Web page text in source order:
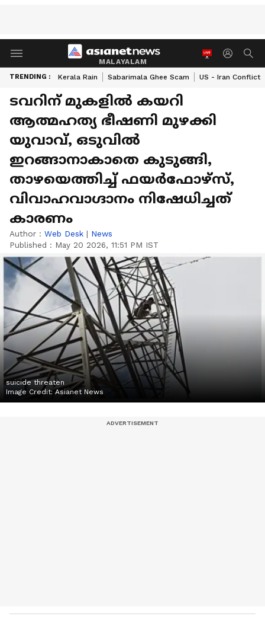
MALAYALAM
TRENDING : Kerala Rain Sabarimala Ghee Scam US - Iran Conflict
ടവറിന് മുകളിൽ കയറി
ആത്മഹത്യ ഭീഷണി മുഴക്കി
യുവാവ്, ഒടുവിൽ
ഇറങ്ങാനാകാതെ കുടുങ്ങി,
താഴയെത്തിച്ച് ഫയർഫോഴ്സ്,
വിവാഹവാ​ഗ്ദാനം നിഷേധിച്ചത്
കാരണം
Author : Web Desk | News
Published : May 20 2026, 11:51 PM IST
suicide threaten
Image Credit: Asianet News